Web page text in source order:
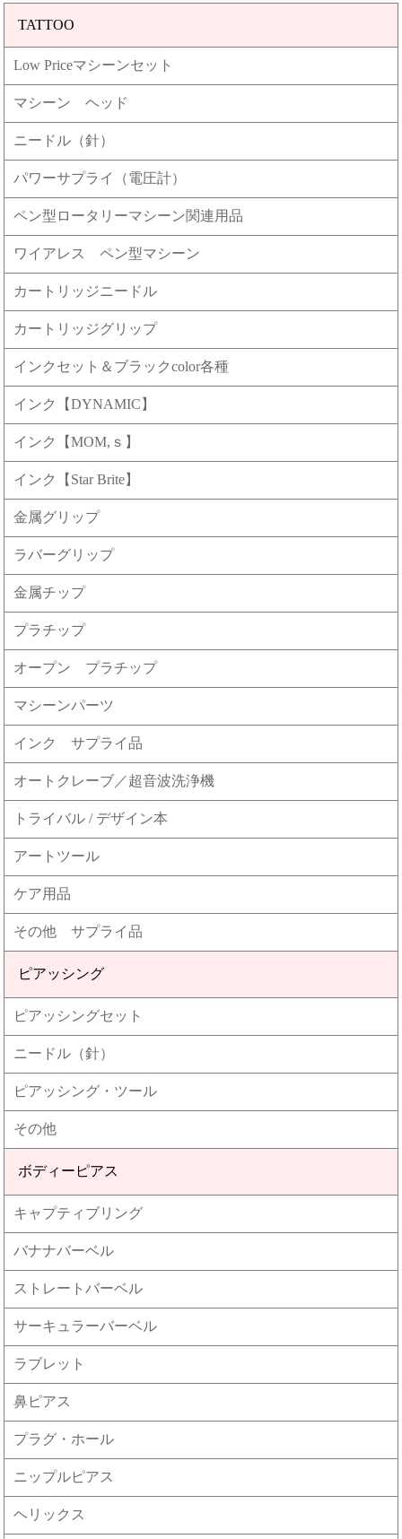
TATTOO
Low Priceマシーンセット
マシーン ヘッド
ニードル（針）
パワーサプライ（電圧計）
ペン型ロータリーマシーン関連用品
ワイアレス ペン型マシーン
カートリッジニードル
カートリッジグリップ
インクセット＆ブラックcolor各種
インク【DYNAMIC】
インク【MOM,ｓ】
インク【Star Brite】
金属グリップ
ラバーグリップ
金属チップ
プラチップ
オープン プラチップ
マシーンパーツ
インク サプライ品
オートクレーブ／超音波洗浄機
トライバル / デザイン本
アートツール
ケア用品
その他 サプライ品
ピアッシング
ピアッシングセット
ニードル（針）
ピアッシング・ツール
その他
ボディーピアス
キャプティブリング
バナナバーベル
ストレートバーベル
サーキュラーバーベル
ラブレット
鼻ピアス
プラグ・ホール
ニップルピアス
ヘリックス